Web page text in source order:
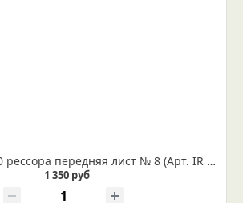
HYUNDAI HD 120 рессора передняя лист № 8 (Арт. IR 06-08-08)
1 350 руб